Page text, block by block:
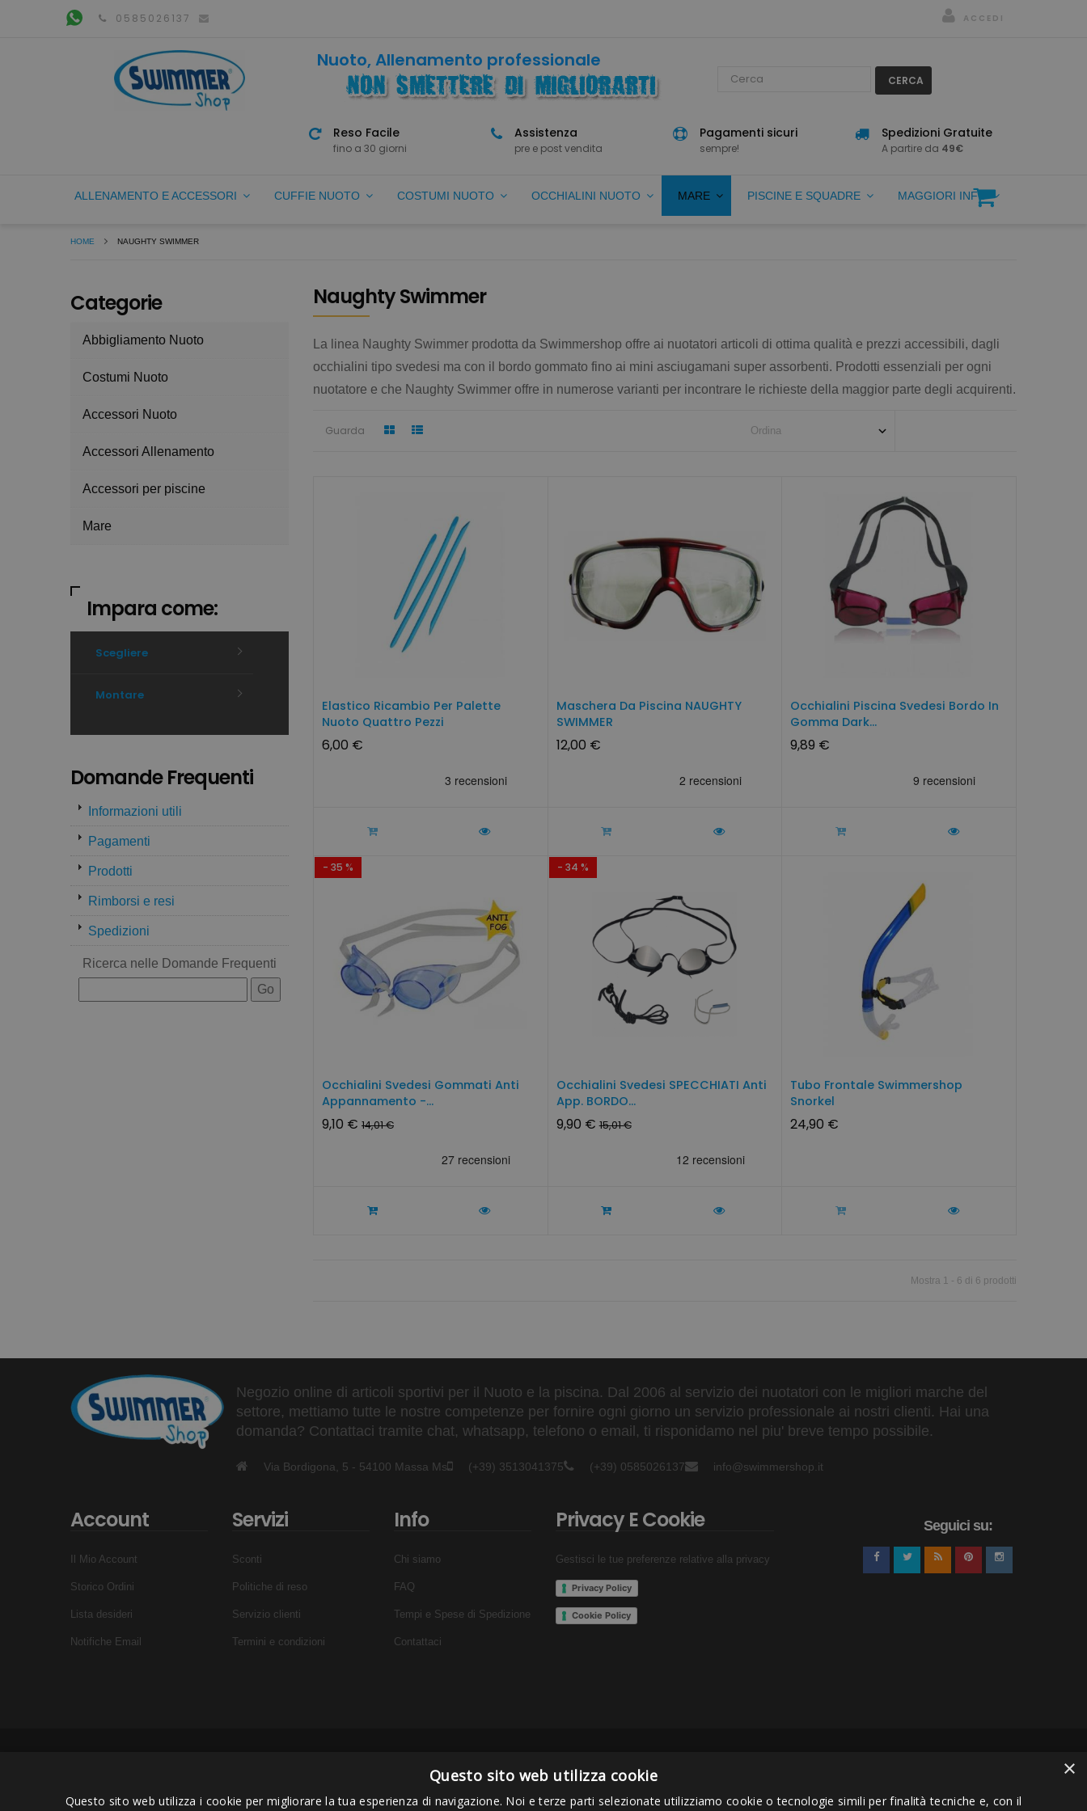
0585026137 ACCEDI
Nuoto, Allenamento professionale
CERCA
Reso Facile
fino a 30 giorni
Assistenza
pre e post vendita
Pagamenti sicuri
sempre!
Spedizioni Gratuite
A partire da 49€
ALLENAMENTO E ACCESSORI CUFFIE NUOTO COSTUMI NUOTO OCCHIALINI NUOTO MARE PISCINE E SQUADRE MAGGIORI INFO
HOME NAUGHTY SWIMMER
Categorie
Abbigliamento Nuoto
Costumi Nuoto
Accessori Nuoto
Accessori Allenamento
Accessori per piscine
Mare
Impara come:
Scegliere
Montare
Domande Frequenti
Informazioni utili
Pagamenti
Prodotti
Rimborsi e resi
Spedizioni
Ricerca nelle Domande Frequenti
Naughty Swimmer
La linea Naughty Swimmer prodotta da Swimmershop offre ai nuotatori articoli di ottima qualità e prezzi accessibili, dagli
occhialini tipo svedesi ma con il bordo gommato fino ai mini asciugamani super assorbenti. Prodotti essenziali per ogni
nuotatore e che Naughty Swimmer offre in numerose varianti per incontrare le richieste della maggior parte degli acquirenti.
Guarda
Elastico Ricambio Per Palette
Nuoto Quattro Pezzi
6,00 €
Maschera Da Piscina NAUGHTY
SWIMMER
12,00 €
Occhialini Piscina Svedesi Bordo In
Gomma Dark...
9,89 €
- 35 %
Occhialini Svedesi Gommati Anti
Appannamento -...
9,10 € 14,01 €
- 34 %
Occhialini Svedesi SPECCHIATI Anti
App. BORDO...
9,90 €15,01 €
Tubo Frontale Swimmershop
Snorkel
24,90 €
Mostra 1 - 6 di 6 prodotti
Negozio online di articoli sportivi per il Nuoto e la piscina. Dal 2006 al servizio dei nuotatori con le migliori marche del
settore, mettiamo tutte le nostre competenze per fornire ogni giorno un servizio professionale ai nostri clienti. Hai una
domanda? Contattaci tramite chat, whatsapp, telefono o email, ti risponidamo nel piu' breve tempo possibile.
Via Bordigona, 5 - 54100 Massa Ms (+39) 3513041375 (+39) 0585026137 info@swimmershop.it
Account
Il Mio Account
Storico Ordini
Lista desideri
Notifiche Email
Servizi
Sconti
Politiche di reso
Servizio clienti
Termini e condizioni
Info
Chi siamo
FAQ
Tempi e Spese di Spedizione
Contattaci
Privacy E Cookie
Gestisci le tue preferenze relative alla privacy
Privacy Policy
Cookie Policy
Seguici su:
Pagamenti Accettati ×
Questo sito web utilizza cookie
Questo sito web utilizza i cookie per migliorare la tua esperienza di navigazione. Noi e terze parti selezionate utilizziamo cookie o tecnologie simili per finalità tecniche e, con il